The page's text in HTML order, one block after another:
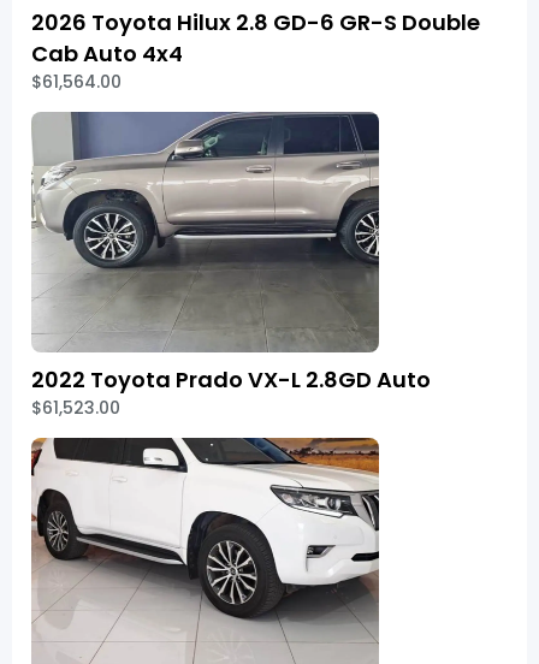
2026 Toyota Hilux 2.8 GD-6 GR-S Double
Cab Auto 4x4
$61,564.00
2022 Toyota Prado VX-L 2.8GD Auto
$61,523.00